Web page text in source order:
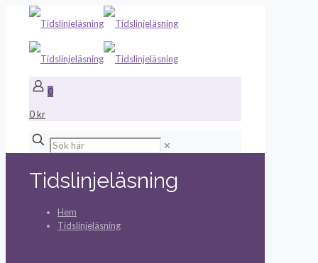
0
0 kr
✕
Tidslinjeläsning
Hem
Tidslinjeläsning